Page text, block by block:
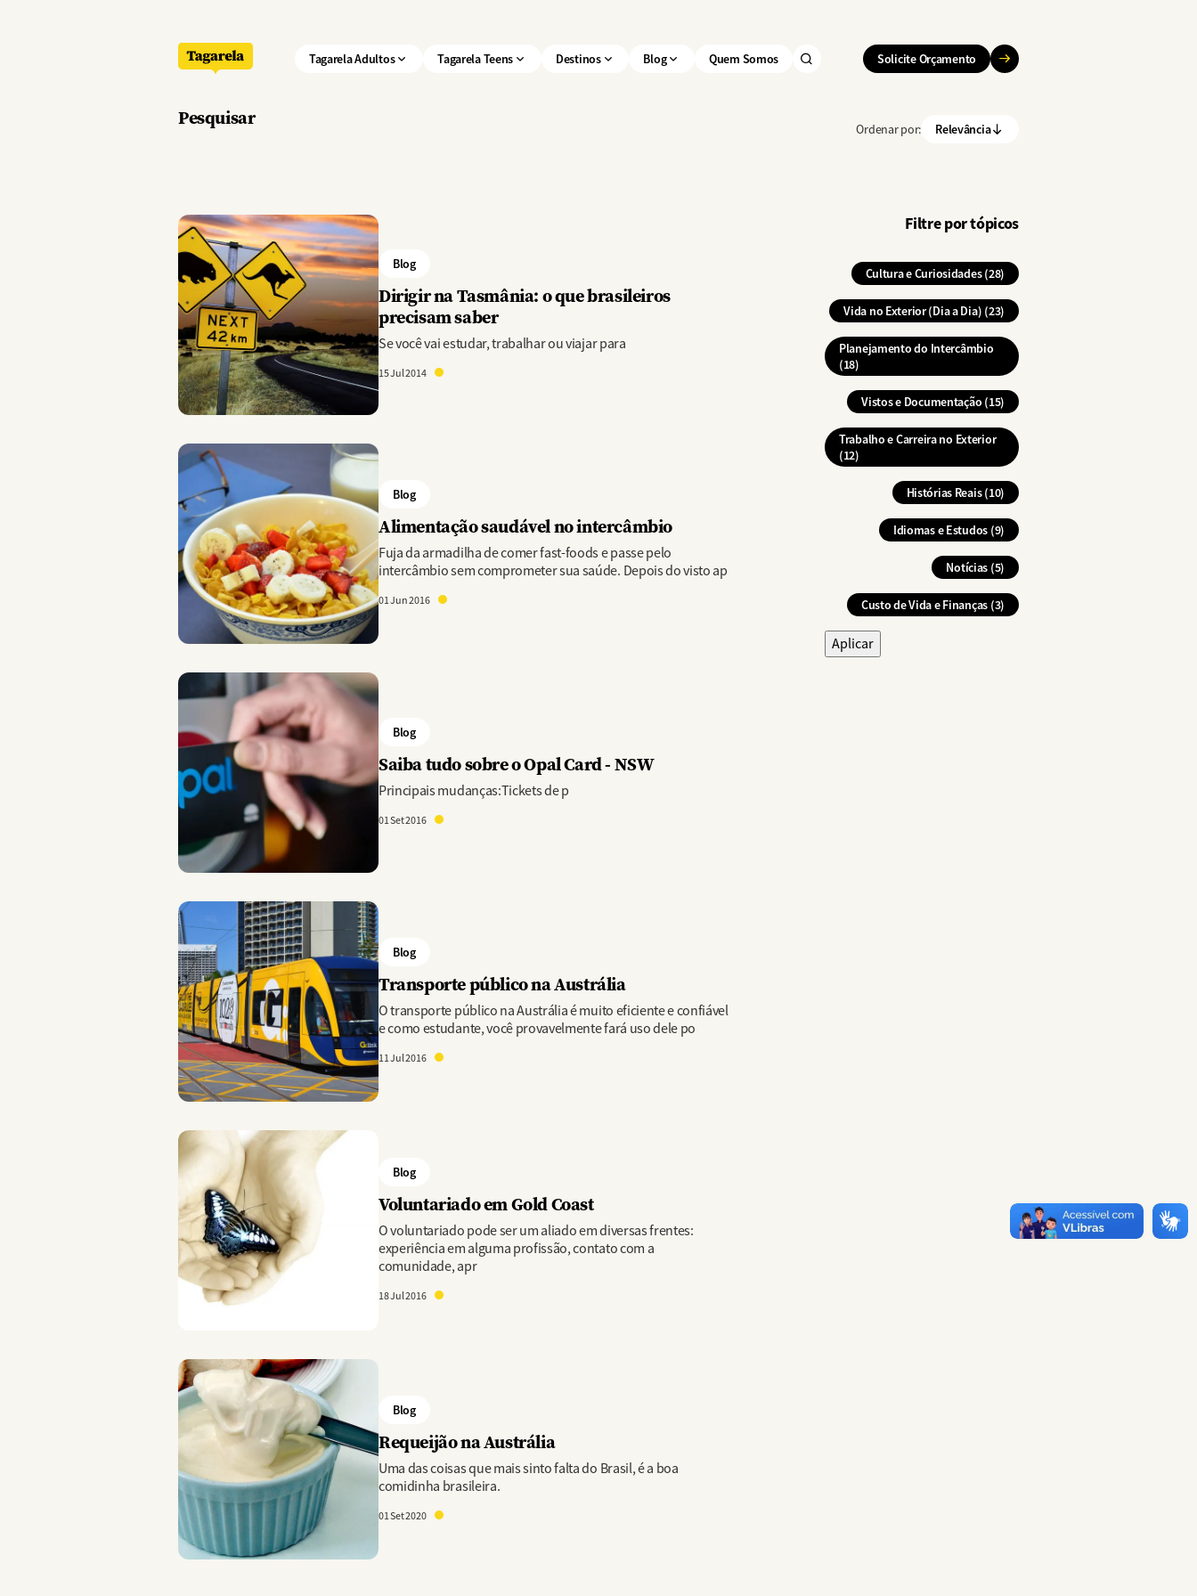
Tagarela Adultos Tagarela Teens Destinos Blog Quem Somos Solicite Orçamento
Pesquisar Ordenar por: Relevância
Imagem
Blog
Dirigir na Tasmânia: o que brasileiros
precisam saber
Se você vai estudar, trabalhar ou viajar para
15 Jul 2014
Imagem
Blog
Alimentação saudável no intercâmbio
Fuja da armadilha de comer fast-foods e passe pelo
intercâmbio sem comprometer sua saúde. Depois do visto ap
01 Jun 2016
Imagem
Blog
Saiba tudo sobre o Opal Card - NSW
Principais mudanças:Tickets de p
01 Set 2016
Imagem
Blog
Transporte público na Austrália
O transporte público na Austrália é muito eficiente e confiável
e como estudante, você provavelmente fará uso dele po
11 Jul 2016
Imagem
Blog
Voluntariado em Gold Coast
O voluntariado pode ser um aliado em diversas frentes:
experiência em alguma profissão, contato com a
comunidade, apr
18 Jul 2016
Imagem
Blog
Requeijão na Austrália
Uma das coisas que mais sinto falta do Brasil, é a boa
comidinha brasileira.
01 Set 2020
Filtre por tópicos
Filtre por tópicos
Cultura e Curiosidades (28)
Vida no Exterior (Dia a Dia) (23)
Planejamento do Intercâmbio
(18)
Vistos e Documentação (15)
Trabalho e Carreira no Exterior
(12)
Histórias Reais (10)
Idiomas e Estudos (9)
Notícias (5)
Custo de Vida e Finanças (3)